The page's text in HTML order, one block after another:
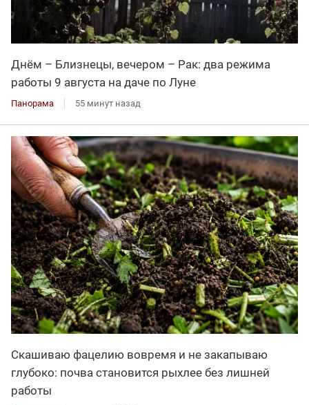
Днём – Близнецы, вечером – Рак: два режима
работы 9 августа на даче по Луне
Панорама 55 минут назад
Скашиваю фацелию вовремя и не закапываю
глубоко: почва становится рыхлее без лишней
работы